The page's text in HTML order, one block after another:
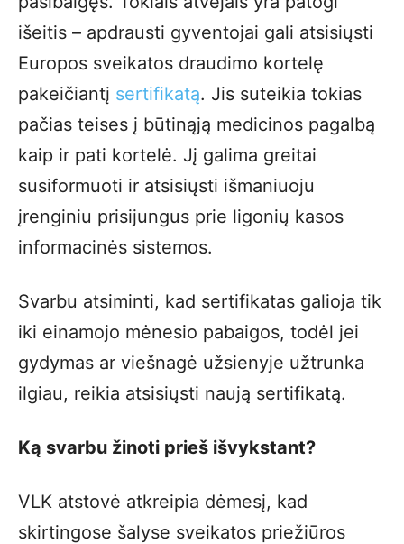
išeitis – apdrausti gyventojai gali atsisiųsti
Europos sveikatos draudimo kortelę
pakeičiantį sertifikatą. Jis suteikia tokias
pačias teises į būtinąją medicinos pagalbą
kaip ir pati kortelė. Jį galima greitai
susiformuoti ir atsisiųsti išmaniuoju
įrenginiu prisijungus prie ligonių kasos
informacinės sistemos.
Svarbu atsiminti, kad sertifikatas galioja tik
iki einamojo mėnesio pabaigos, todėl jei
gydymas ar viešnagė užsienyje užtrunka
ilgiau, reikia atsisiųsti naują sertifikatą.
Ką svarbu žinoti prieš išvykstant?
VLK atstovė atkreipia dėmesį, kad
skirtingose šalyse sveikatos priežiūros